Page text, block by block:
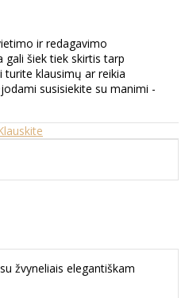
ir redagavimo
šiek tiek skirtis tarp
turite klausimų ar reikia
susisiekite su manimi -
žvyneliais elegantiškam